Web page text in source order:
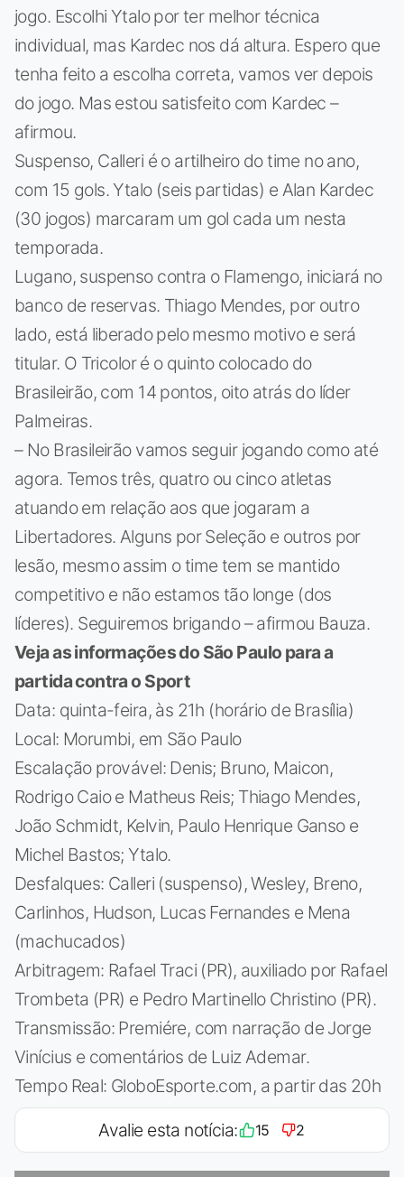
jogo. Escolhi Ytalo por ter melhor técnica
individual, mas Kardec nos dá altura. Espero que
tenha feito a escolha correta, vamos ver depois
do jogo. Mas estou satisfeito com Kardec –
afirmou.
Suspenso, Calleri é o artilheiro do time no ano,
com 15 gols. Ytalo (seis partidas) e Alan Kardec
(30 jogos) marcaram um gol cada um nesta
temporada.
Lugano, suspenso contra o Flamengo, iniciará no
banco de reservas. Thiago Mendes, por outro
lado, está liberado pelo mesmo motivo e será
titular. O Tricolor é o quinto colocado do
Brasileirão, com 14 pontos, oito atrás do líder
Palmeiras.
– No Brasileirão vamos seguir jogando como até
agora. Temos três, quatro ou cinco atletas
atuando em relação aos que jogaram a
Libertadores. Alguns por Seleção e outros por
lesão, mesmo assim o time tem se mantido
competitivo e não estamos tão longe (dos
líderes). Seguiremos brigando – afirmou Bauza.
Veja as informações do São Paulo para a
partida contra o Sport
Data: quinta-feira, às 21h (horário de Brasília)
Local: Morumbi, em São Paulo
Escalação provável: Denis; Bruno, Maicon,
Rodrigo Caio e Matheus Reis; Thiago Mendes,
João Schmidt, Kelvin, Paulo Henrique Ganso e
Michel Bastos; Ytalo.
Desfalques: Calleri (suspenso), Wesley, Breno,
Carlinhos, Hudson, Lucas Fernandes e Mena
(machucados)
Arbitragem: Rafael Traci (PR), auxiliado por Rafael
Trombeta (PR) e Pedro Martinello Christino (PR).
Transmissão: Premiére, com narração de Jorge
Vinícius e comentários de Luiz Ademar.
Tempo Real: GloboEsporte.com, a partir das 20h
Avalie esta notícia: 15 2